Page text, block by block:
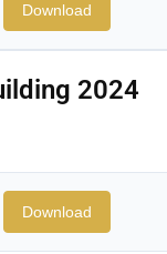
Download
2024
Download